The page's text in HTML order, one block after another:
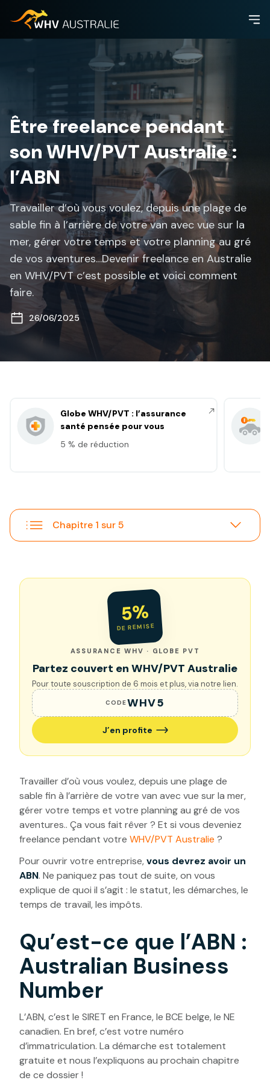
Être freelance pendant
son WHV/PVT Australie :
l’ABN
Travailler d’où vous voulez, depuis une plage de
sable fin à l’arrière de votre van avec vue sur la
mer, gérer votre temps et votre planning au gré
de vos aventures…Devenir freelance en Australie
en WHV/PVT c’est possible et voici comment
faire.
26/06/2025
Globe WHV/PVT : l’assurance
santé pensée pour vous
5 % de réduction
Chapitre 1 sur 5
5%
DE REMISE
ASSURANCE WHV · GLOBE PVT
Partez couvert en WHV/PVT Australie
Pour toute souscription de 6 mois et plus, via notre lien.
CODEWHV5
J’en profite
Travailler d’où vous voulez, depuis une plage de
sable fin à l’arrière de votre van avec vue sur la mer,
gérer votre temps et votre planning au gré de vos
aventures.. Ça vous fait rêver ? Et si vous deveniez
freelance pendant votre WHV/PVT Australie ?
Pour ouvrir votre entreprise,vous devrez avoir un
ABN. Ne paniquez pas tout de suite, on vous
explique de quoi il s’agit : le statut, les démarches, le
temps de travail, les impôts.
Qu’est-ce que l’ABN :
Australian Business
Number
L’ABN, c’est le SIRET en France, le BCE belge, le NE
canadien. En bref, c’est votre numéro
d’immatriculation. La démarche est totalement
gratuite et nous l’expliquons au prochain chapitre
de ce dossier !